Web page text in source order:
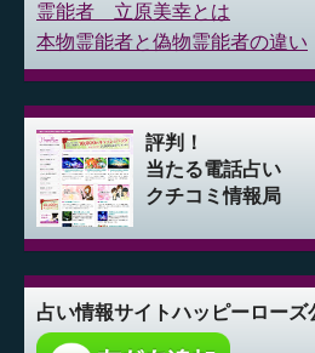
霊能者 立原美幸とは
本物霊能者と偽物霊能者の違い
評判！
当たる電話占い
クチコミ情報局
占い情報サイトハッピーローズ